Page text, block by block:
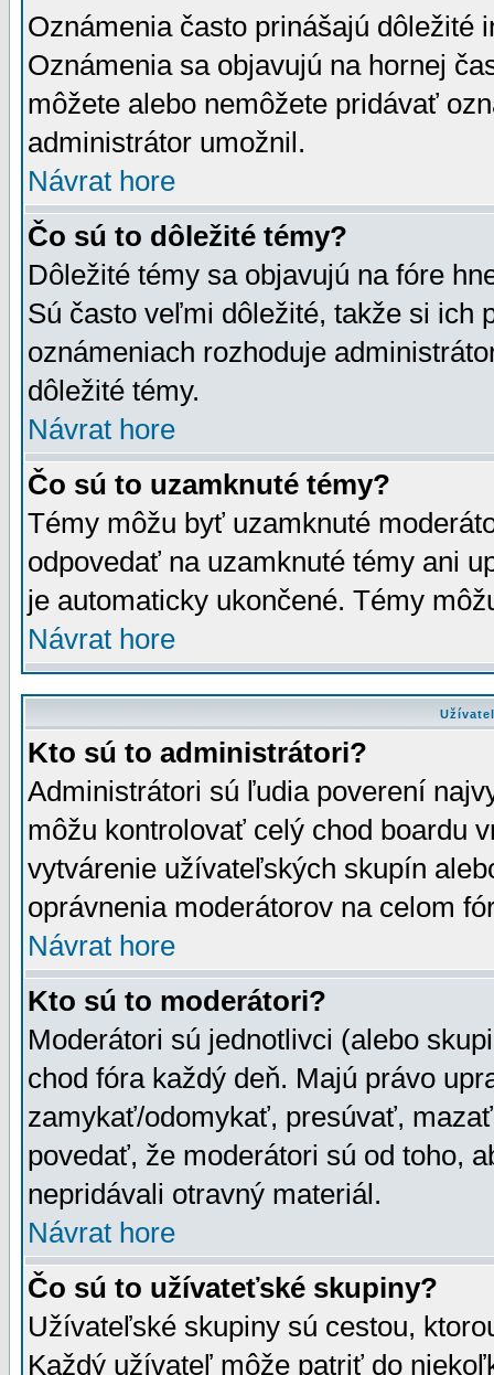
Oznámenia často prinášajú dôležité
Oznámenia sa objavujú na hornej
môžete alebo nemôžete pridávať
administrátor umožnil.
Návrat hore
Čo sú to dôležité témy?
Dôležité témy sa objavujú na fóre
Sú často veľmi dôležité, takže si ich
oznámeniach rozhoduje
dôležité témy.
Návrat hore
Čo sú to uzamknuté témy?
Témy môžu byť uzamknuté
odpovedať na uzamknuté témy ani
je automaticky ukončené. Témy
Návrat hore
Kto sú to administrátori?
Administrátori sú ľudia poverení
môžu kontrolovať celý chod boardu
vytvárenie užívateľských skupín
oprávnenia moderátorov na celom
Návrat hore
Kto sú to moderátori?
Moderátori sú jednotlivci (alebo
chod fóra každý deň. Majú právo
zamykať/odomykať, presúvať,
povedať, že moderátori sú od toho,
nepridávali otravný materiál.
Návrat hore
Čo sú to užívateťské skupiny?
Užívateľské skupiny sú cestou,
Každý užívateľ môže patriť do